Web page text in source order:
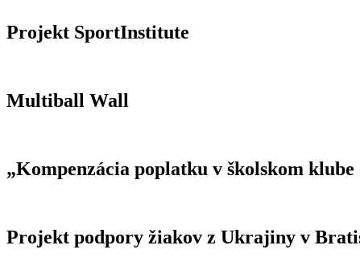
Projekt SportInstitute
Multiball Wall
„Kompenzácia poplatku v školskom
Projekt podpory žiakov z Ukrajiny v